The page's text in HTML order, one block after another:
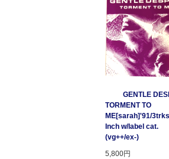
GENTLE
TORMENT TO
ME[sarah]'91/
Inch w/label cat.
(vg++/ex-)
5,800円